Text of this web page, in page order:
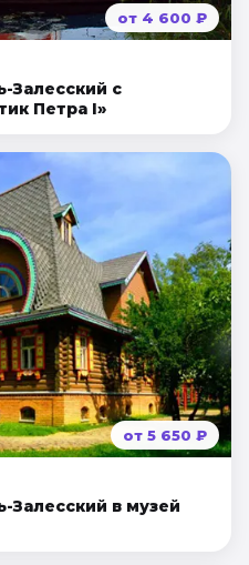
от 4 600 ₽
Залесский с
Петра I»
от 5 650 ₽
Залесский в музей